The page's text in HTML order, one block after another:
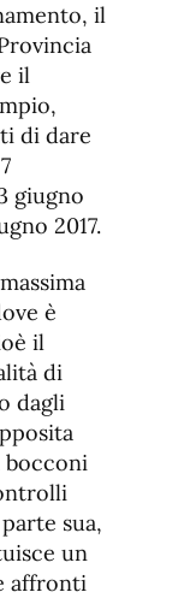
il
il
di dare
giugno
2017.
è
il
di
dagli
bocconi
sua,
un
affronti